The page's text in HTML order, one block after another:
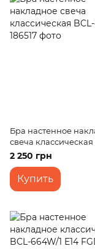
Бра настенное
свеча классическая
411W/2
2 250 грн
Купить